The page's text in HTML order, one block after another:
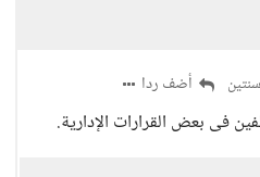
أضف ردا
فى بعض القرارات الإدارية.